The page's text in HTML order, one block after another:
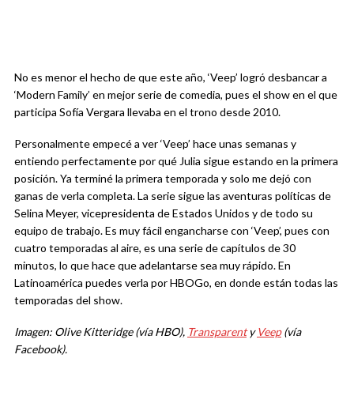
No es menor el hecho de que este año, ‘Veep’ logró desbancar a
‘Modern Family’ en mejor serie de comedia, pues el show en el que
participa Sofía Vergara llevaba en el trono desde 2010.
Personalmente empecé a ver ‘Veep’ hace unas semanas y
entiendo perfectamente por qué Julia sigue estando en la primera
posición. Ya terminé la primera temporada y solo me dejó con
ganas de verla completa. La serie sigue las aventuras políticas de
Selina Meyer, vicepresidenta de Estados Unidos y de todo su
equipo de trabajo. Es muy fácil engancharse con ‘Veep’, pues con
cuatro temporadas al aire, es una serie de capítulos de 30
minutos, lo que hace que adelantarse sea muy rápido. En
Latinoamérica puedes verla por HBOGo, en donde están todas las
temporadas del show.
Imagen: Olive Kitteridge (vía HBO), TransparentyVeep(vía
Facebook).